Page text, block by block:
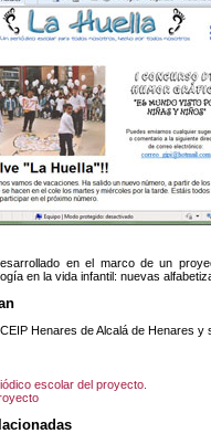
en el marco de un
en la vida infantil: nuevas
Henares de Alcalá de Henares y
escolar del proyecto.